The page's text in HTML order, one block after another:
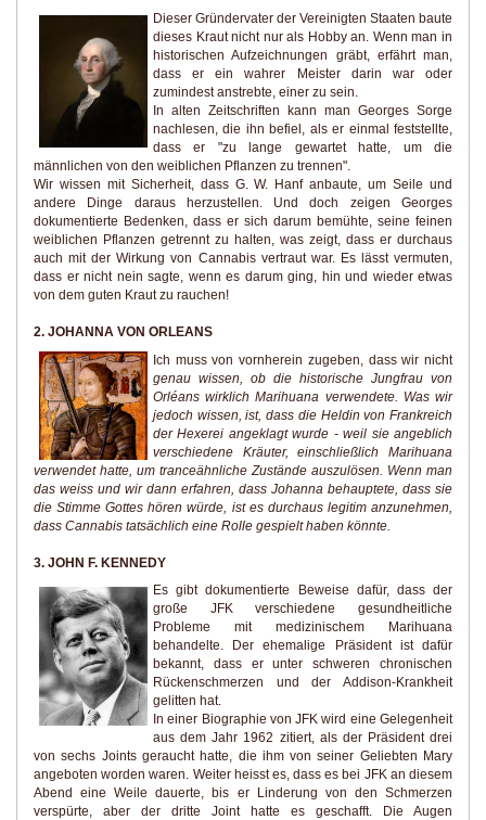
Dieser Gründervater der Vereinigten Staaten baute
dieses Kraut nicht nur als Hobby an. Wenn man in
historischen Aufzeichnungen gräbt, erfährt man,
dass er ein wahrer Meister darin war oder
zumindest anstrebte, einer zu sein.
In alten Zeitschriften kann man Georges Sorge
nachlesen, die ihn befiel, als er einmal feststellte,
dass er "zu lange gewartet hatte, um die
männlichen von den weiblichen Pflanzen zu trennen".
Wir wissen mit Sicherheit, dass G. W. Hanf anbaute, um Seile und
andere Dinge daraus herzustellen. Und doch zeigen Georges
dokumentierte Bedenken, dass er sich darum bemühte, seine feinen
weiblichen Pflanzen getrennt zu halten, was zeigt, dass er durchaus
auch mit der Wirkung von Cannabis vertraut war. Es lässt vermuten,
dass er nicht nein sagte, wenn es darum ging, hin und wieder etwas
von dem guten Kraut zu rauchen!
2. JOHANNA VON ORLEANS
Ich muss von vornherein zugeben, dass wir nicht
genau wissen, ob die historische Jungfrau von
Orléans wirklich Marihuana verwendete. Was wir
jedoch wissen, ist, dass die Heldin von Frankreich
der Hexerei angeklagt wurde - weil sie angeblich
verschiedene Kräuter, einschließlich Marihuana
verwendet hatte, um tranceähnliche Zustände auszulösen. Wenn man
das weiss und wir dann erfahren, dass Johanna behauptete, dass sie
die Stimme Gottes hören würde, ist es durchaus legitim anzunehmen,
dass Cannabis tatsächlich eine Rolle gespielt haben könnte.
3. JOHN F. KENNEDY
Es gibt dokumentierte Beweise dafür, dass der
große JFK verschiedene gesundheitliche
Probleme mit medizinischem Marihuana
behandelte. Der ehemalige Präsident ist dafür
bekannt, dass er unter schweren chronischen
Rückenschmerzen und der Addison-Krankheit
gelitten hat.
In einer Biographie von JFK wird eine Gelegenheit
aus dem Jahr 1962 zitiert, als der Präsident drei
von sechs Joints geraucht hatte, die ihm von seiner Geliebten Mary
angeboten worden waren. Weiter heisst es, dass es bei JFK an diesem
Abend eine Weile dauerte, bis er Linderung von den Schmerzen
verspürte, aber der dritte Joint hatte es geschafft. Die Augen